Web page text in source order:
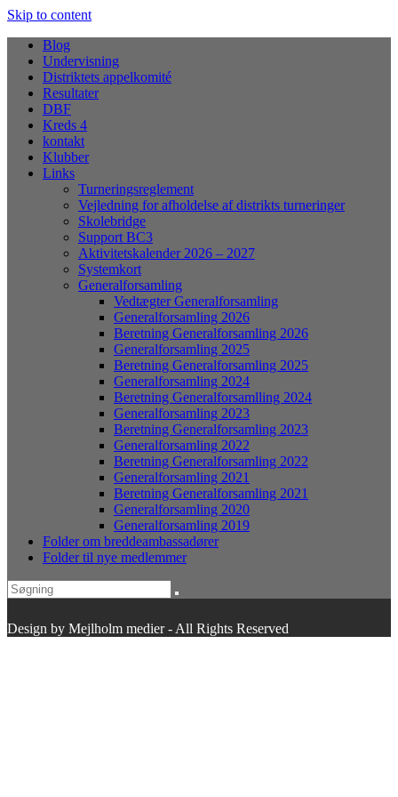
Skip to content
Blog
Undervisning
Distriktets appelkomité
Resultater
DBF
Kreds 4
kontakt
Klubber
Links
Turneringsreglement
Vejledning for afholdelse af distrikts turneringer
Skolebridge
Support BC3
Aktivitetskalender 2026 – 2027
Systemkort
Generalforsamling
Vedtægter Generalforsamling
Generalforsamling 2026
Beretning Generalforsamling 2026
Generalforsamling 2025
Beretning Generalforsamling 2025
Generalforsamling 2024
Beretning Generalforsamlling 2024
Generalforsamling 2023
Beretning Generalforsamling 2023
Generalforsamling 2022
Beretning Generalforsamling 2022
Generalforsamling 2021
Beretning Generalforsamling 2021
Generalforsamling 2020
Generalforsamling 2019
Folder om breddeambassadører
Folder til nye medlemmer
Design by Mejlholm medier - All Rights Reserved